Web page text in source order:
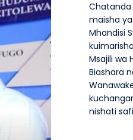
Chatanda
maisha
Mhandisi
Msajili wa
Biashara
nishati safi